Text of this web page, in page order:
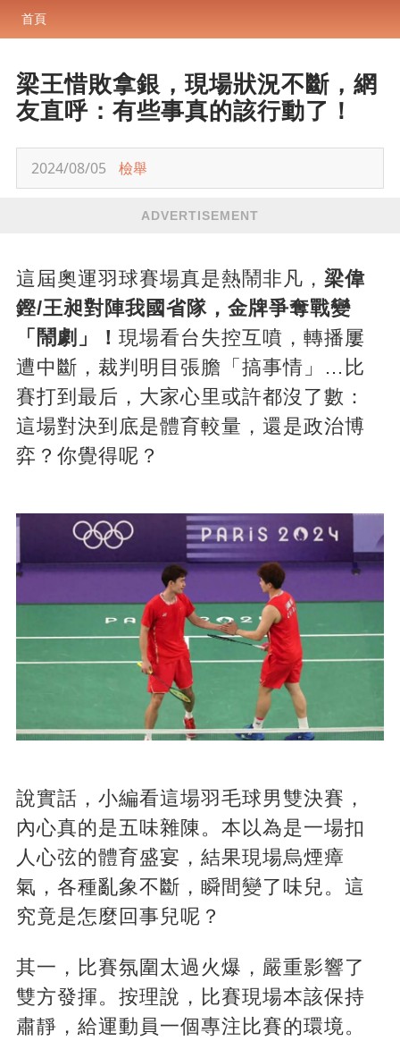
首頁
梁王惜敗拿銀，現場狀況不斷，網
友直呼：有些事真的該行動了！
2024/08/05 檢舉
ADVERTISEMENT
這屆奧運羽球賽場真是熱鬧非凡， 梁偉
鏗/王昶對陣我國省隊，金牌爭奪戰變
「鬧劇」！ 現場看台失控互噴，轉播屢
遭中斷，裁判明目張膽「搞事情」…比
賽打到最后，大家心里或許都沒了數：
這場對決到底是體育較量，還是政治博
弈？你覺得呢？
說實話，小編看這場羽毛球男雙決賽，
內心真的是五味雜陳。本以為是一場扣
人心弦的體育盛宴，結果現場烏煙瘴
氣，各種亂象不斷，瞬間變了味兒。這
究竟是怎麼回事兒呢？
其一，比賽氛圍太過火爆，嚴重影響了
雙方發揮。按理說，比賽現場本該保持
肅靜，給運動員一個專注比賽的環境。